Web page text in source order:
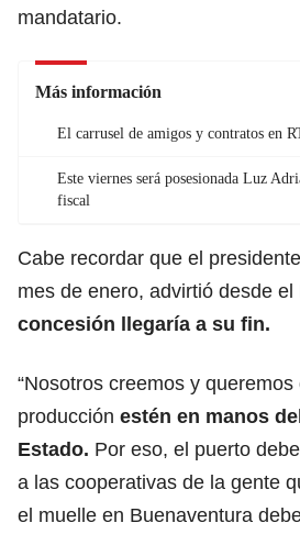
mandatario.
Más información
El carrusel de amigos y contratos en
Este viernes será posesionada Luz
fiscal
Cabe recordar que el
mes de enero, advirtió desde el
concesión llegaría a su fin.
“Nosotros creemos y
producción estén en manos
Estado. Por eso, el puerto
a las cooperativas de la gente
el muelle en Buenaventura